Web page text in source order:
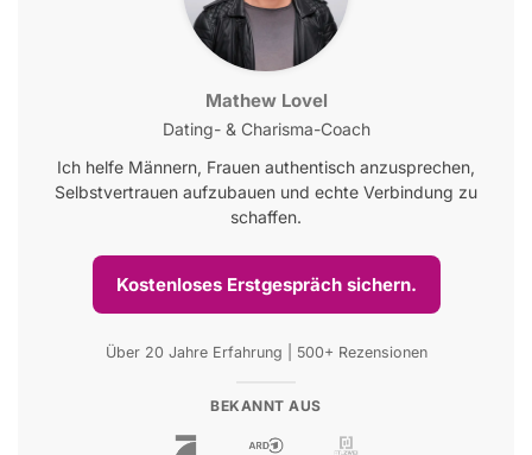
Mathew Lovel
Dating- & Charisma-Coach
Ich helfe Männern, Frauen authentisch anzusprechen,
Selbstvertrauen aufzubauen und echte Verbindung zu
schaffen.
Kostenloses Erstgespräch sichern.
Über 20 Jahre Erfahrung | 500+ Rezensionen
BEKANNT AUS